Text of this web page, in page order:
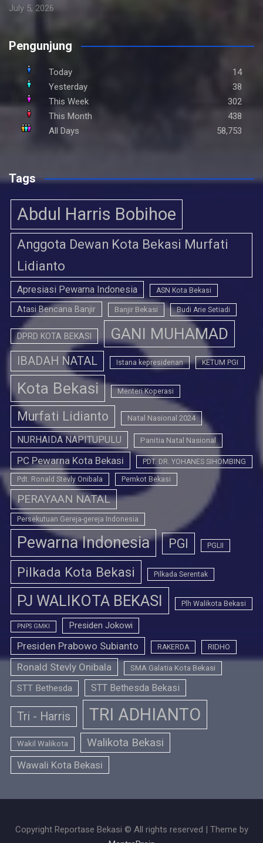
July 5, 2026
Pengunjung
Today
14
Yesterday
38
This Week
302
This Month
438
All Days
58,753
Tags
Abdul Harris Bobihoe
Anggota Dewan Kota Bekasi Murfati
Lidianto
Apresiasi Pewarna Indonesia ASN Kota Bekasi
Atasi Bencana Banjir Banjir Bekasi Budi Arie Setiadi
DPRD KOTA BEKASI GANI MUHAMAD
IBADAH NATAL Istana kepresidenan KETUM PGI
Kota Bekasi Menteri Koperasi
Murfati Lidianto Natal Nasional 2024
NURHAIDA NAPITUPULU Panitia Natal Nasional
PC Pewarna Kota Bekasi PDT. DR. YOHANES SIHOMBING
Pdt. Ronald Stevly Onibala Pemkot Bekasi
PERAYAAN NATAL
Persekutuan Gereja-gereja Indonesia
Pewarna Indonesia PGI PGLII
Pilkada Kota Bekasi Pilkada Serentak
PJ WALIKOTA BEKASI Plh Walikota Bekasi
PNPS GMKI Presiden Jokowi
Presiden Prabowo Subianto RAKERDA RIDHO
Ronald Stevly Onibala SMA Galatia Kota Bekasi
STT Bethesda STT Bethesda Bekasi
Tri - Harris TRI ADHIANTO
Wakil Walikota Walikota Bekasi
Wawali Kota Bekasi
Copyright Reportase Bekasi © All rights reserved | Theme by